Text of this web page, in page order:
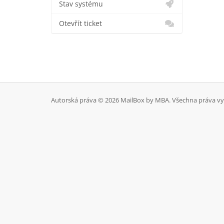
Stav systému
Otevřít ticket
Autorská práva © 2026 MailBox by MBA. Všechna práva